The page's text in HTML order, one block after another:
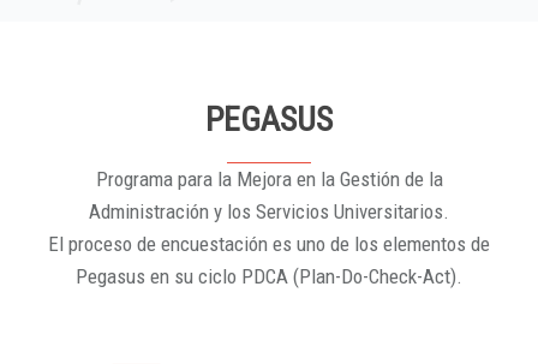
PEGASUS
Programa para la Mejora en la Gestión de la
Administración y los Servicios Universitarios.
El proceso de encuestación es uno de los elementos de
Pegasus en su ciclo PDCA (Plan-Do-Check-Act).